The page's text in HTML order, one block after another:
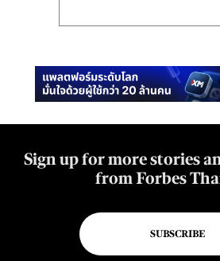
Sign up for more stories
from Forbes
SUBSCRIBE